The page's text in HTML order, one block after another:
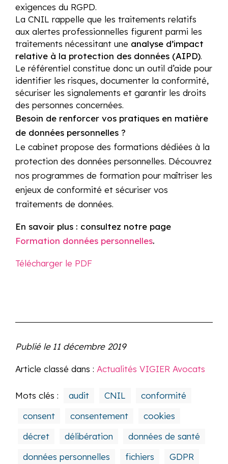
exigences du RGPD.
La CNIL rappelle que les traitements relatifs
aux alertes professionnelles figurent parmi les
traitements nécessitant une analyse d’impact
relative à la protection des données (AIPD).
Le référentiel constitue donc un outil d’aide pour
identifier les risques, documenter la conformité,
sécuriser les signalements et garantir les droits
des personnes concernées.
Besoin de renforcer vos pratiques en matière
de données personnelles ?
Le cabinet propose des formations dédiées à la
protection des données personnelles. Découvrez
nos programmes de formation pour maîtriser les
enjeux de conformité et sécuriser vos
traitements de données.
En savoir plus : consultez notre page
Formation données personnelles.
Télécharger le PDF
Publié le 11 décembre 2019
Article classé dans : Actualités VIGIER Avocats
Mots clés : audit CNIL
conformité
consent
consentement
cookies
décret
délibération
données de santé
données personnelles
fichiers GDPR